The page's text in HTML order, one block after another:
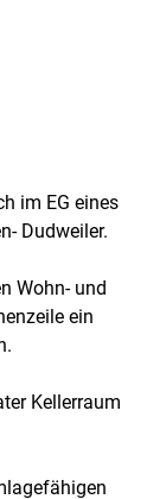
im EG eines
Dudweiler.
Wohn- und
ein
Kellerraum